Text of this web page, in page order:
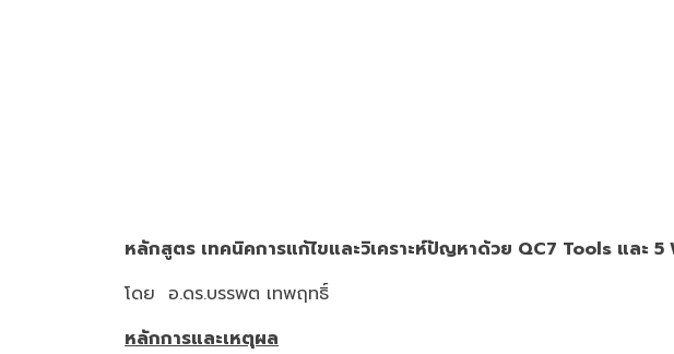
หลักสูตร เทคนิคการแก้ไขและวิเคราะห์ปัญหาด้วย QC7 Tools และ 5
โดย อ.ดร.บรรพต เทพฤทธิ์
หลักการและเหตุผล